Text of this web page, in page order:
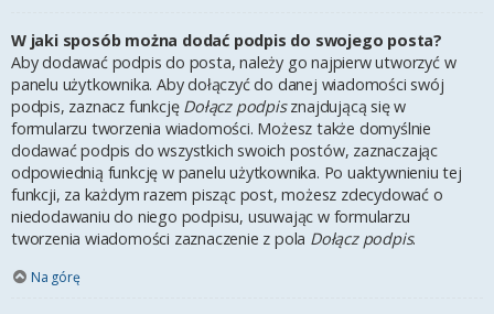
W jaki sposób można dodać podpis do swojego posta?
Aby dodawać podpis do posta, należy go najpierw utworzyć w
panelu użytkownika. Aby dołączyć do danej wiadomości swój
podpis, zaznacz funkcję Dołącz podpisznajdującą się w
formularzu tworzenia wiadomości. Możesz także domyślnie
dodawać podpis do wszystkich swoich postów, zaznaczając
odpowiednią funkcję w panelu użytkownika. Po uaktywnieniu tej
funkcji, za każdym razem pisząc post, możesz zdecydować o
niedodawaniu do niego podpisu, usuwając w formularzu
tworzenia wiadomości zaznaczenie z pola Dołącz podpis.
Na górę